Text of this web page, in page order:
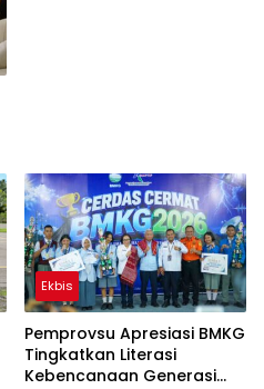
Ekbis
Pemprovsu Apresiasi BMKG
Tingkatkan Literasi
Kebencanaan Generasi